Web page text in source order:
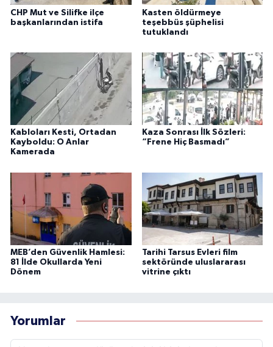
CHP Mut ve Silifke ilçe
başkanlarından istifa
Kasten öldürmeye
teşebbüs şüphelisi
tutuklandı
Kabloları Kesti, Ortadan
Kayboldu: O Anlar
Kamerada
Kaza Sonrası İlk Sözleri:
“Frene Hiç Basmadı”
MEB’den Güvenlik Hamlesi:
81 İlde Okullarda Yeni
Dönem
Tarihi Tarsus Evleri film
sektöründe uluslararası
vitrine çıktı
Yorumlar